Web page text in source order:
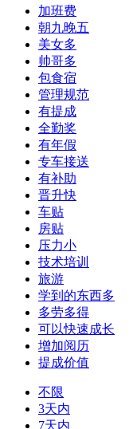
加班费
朝九晚五
美女多
帅哥多
包食宿
管理规范
有提成
全勤奖
有年假
专车接送
有补助
晋升快
车贴
房贴
压力小
技术培训
旅游
学到的东西多
多劳多得
可以快速成长
增加阅历
提成价值
不限
3天内
7天内